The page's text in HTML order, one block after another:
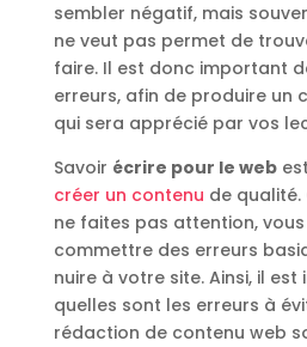
sembler négatif, mais
ne veut pas permet de
faire. Il est donc important
erreurs, afin de produire un
qui sera apprécié par vos
Savoir écrire pour le web
créer un contenu de qualité.
ne faites pas attention,
commettre des erreurs
nuire à votre site. Ainsi, il
quelles sont les erreurs à
rédaction de contenu web